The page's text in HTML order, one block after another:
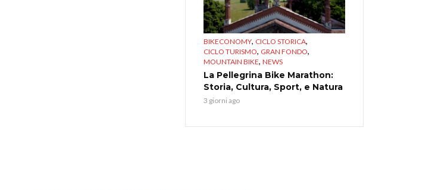
BIKECONOMY, CICLO STORICA,
CICLO TURISMO, GRAN FONDO,
MOUNTAIN BIKE, NEWS
La Pellegrina Bike Marathon:
Storia, Cultura, Sport, e Natura
3 giorni ago